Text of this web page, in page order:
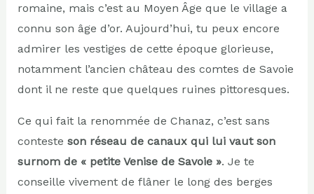
romaine, mais c’est au Moyen Âge que le village a
connu son âge d’or. Aujourd’hui, tu peux encore
admirer les vestiges de cette époque glorieuse,
notamment l’ancien château des comtes de Savoie
dont il ne reste que quelques ruines pittoresques.
Ce qui fait la renommée de Chanaz, c’est sans
conteste son réseau de canaux qui lui vaut son
surnom de « petite Venise de Savoie ». Je te
conseille vivement de flâner le long des berges